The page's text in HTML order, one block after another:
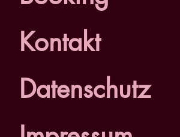
Kontakt
Datenschutz